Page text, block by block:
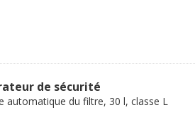
de sécurité
du filtre, 30 l, classe L